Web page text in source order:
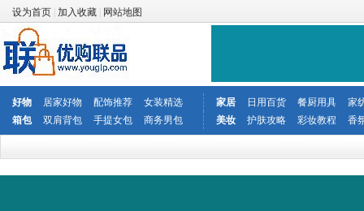
设为首页 加入收藏 网站地图
好物 居家好物 配饰推荐 女装精选 家居 日用百货 餐厨用具
家
箱包
双肩背包 手提女包 商务男包 美妆 护肤攻略 彩妆教程 香